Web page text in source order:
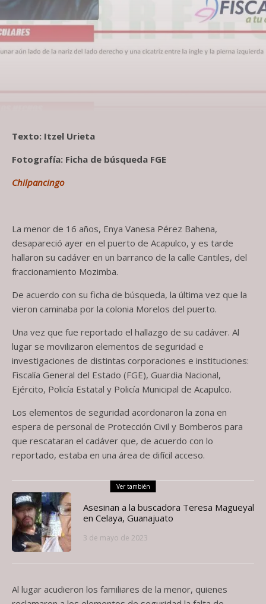
Texto: Itzel Urieta
Fotografía: Ficha de búsqueda FGE
Chilpancingo
La menor de 16 años, Enya Vanesa Pérez Bahena,
desapareció ayer en el puerto de Acapulco, y es tarde
hallaron su cadáver en un barranco de la calle Cantiles, del
fraccionamiento Mozimba.
De acuerdo con su ficha de búsqueda, la última vez que la
vieron caminaba por la colonia Morelos del puerto.
Una vez que fue reportado el hallazgo de su cadáver. Al
lugar se movilizaron elementos de seguridad e
investigaciones de distintas corporaciones e instituciones:
Fiscalía General del Estado (FGE), Guardia Nacional,
Ejército, Policía Estatal y Policía Municipal de Acapulco.
Los elementos de seguridad acordonaron la zona en
espera de personal de Protección Civil y Bomberos para
que rescataran el cadáver que, de acuerdo con lo
reportado, estaba en una área de difícil acceso.
Ver también
Asesinan a la buscadora Teresa Magueyal
en Celaya, Guanajuato
3 de mayo de 2023
Al lugar acudieron los familiares de la menor, quienes